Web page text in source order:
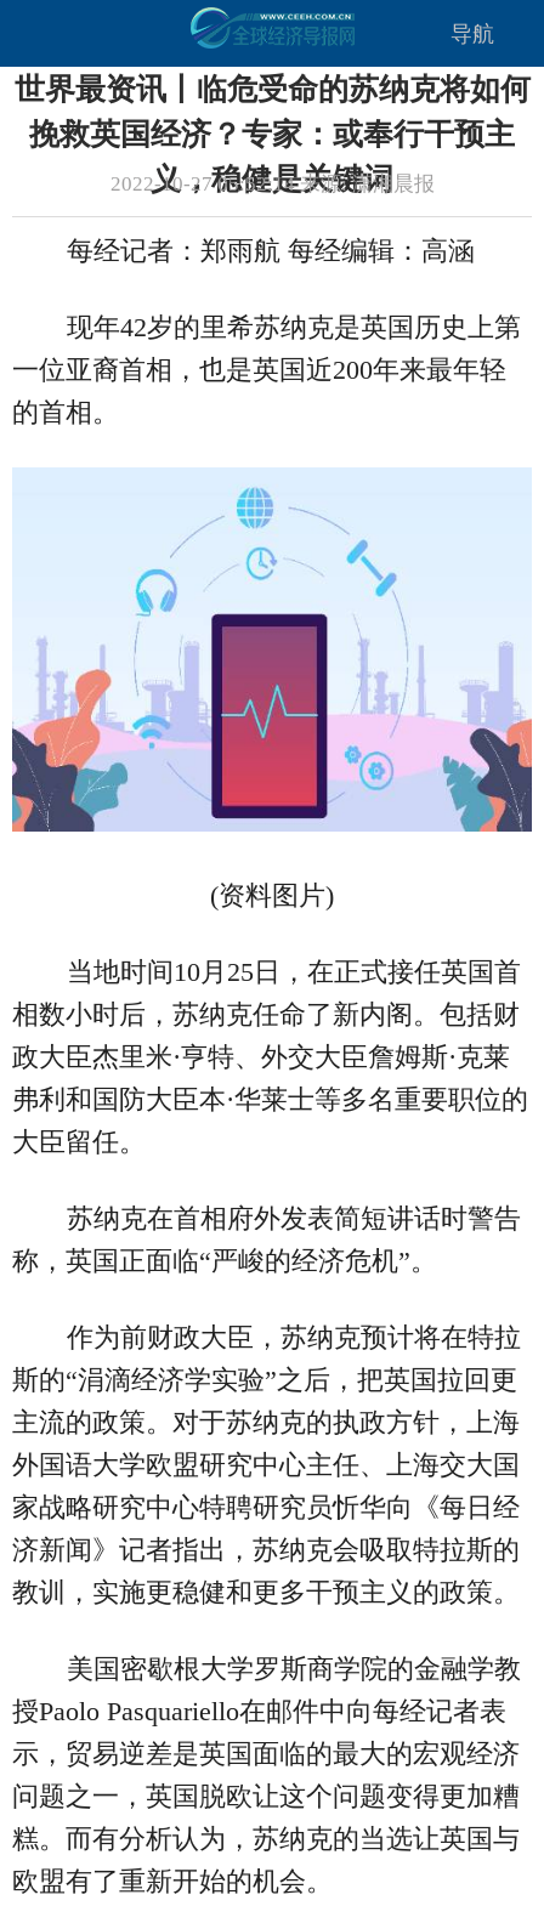
导航
世界最资讯丨临危受命的苏纳克将如何
挽救英国经济？专家：或奉行干预主
义，稳健是关键词
2022-10-27 05:52:14 来源: 潇湘晨报
每经记者：郑雨航 每经编辑：高涵
现年42岁的里希苏纳克是英国历史上第
一位亚裔首相，也是英国近200年来最年轻
的首相。
(资料图片)
当地时间10月25日，在正式接任英国首
相数小时后，苏纳克任命了新内阁。包括财
政大臣杰里米·亨特、外交大臣詹姆斯·克莱
弗利和国防大臣本·华莱士等多名重要职位的
大臣留任。
苏纳克在首相府外发表简短讲话时警告
称，英国正面临“严峻的经济危机”。
作为前财政大臣，苏纳克预计将在特拉
斯的“涓滴经济学实验”之后，把英国拉回更
主流的政策。对于苏纳克的执政方针，上海
外国语大学欧盟研究中心主任、上海交大国
家战略研究中心特聘研究员忻华向《每日经
济新闻》记者指出，苏纳克会吸取特拉斯的
教训，实施更稳健和更多干预主义的政策。
美国密歇根大学罗斯商学院的金融学教
授Paolo Pasquariello在邮件中向每经记者表
示，贸易逆差是英国面临的最大的宏观经济
问题之一，英国脱欧让这个问题变得更加糟
糕。而有分析认为，苏纳克的当选让英国与
欧盟有了重新开始的机会。